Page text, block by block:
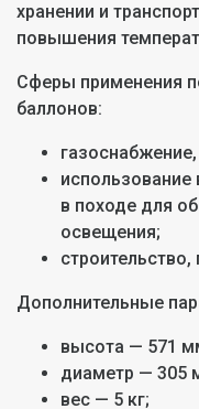
хранении и
повышения
Сферы применения
баллонов:
использование
в походе для
освещения;
Дополнительные
высота — 571
диаметр — 305
вес — 5 кг;